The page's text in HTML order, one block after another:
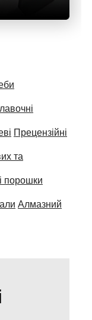
Прецензійні
та
порошки
Алмазний